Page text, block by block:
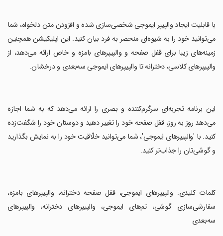
‏با قابلیت ایجاد والپیپر ایموجی شخصی‌سازی شده و افزودن متن دلخواه، شما
می‌توانید خود را به شیوه‌ای منحصر به فرد بیان کنید. این اپلیکیشن همچنین
زمینه‌های زیبا برای قفل صفحه و والپیپرهای بامزه و خاص ارائه می‌دهد، از
والپیپرهای کلاسی، دخترانه تا والپیپرهای ایموجی سه‌بعدی و درخشان.
‏این برنامه تجربه‌ای سرگرم‌کننده و بصری را ارائه می‌دهد که به شما اجازه
می‌دهد روز به روز، قفل صفحه خود را تغییر دهید و دوستان خود را شگفت‌زده
کنید. با 'والپیپرهای ایموجی'، شما می‌توانید خلّاقیت خود را به نمایش بگذارید
و گوشی‌تان را جذاب‌تر کنید.
‏کلمات کلیدی: والپیپرهای ایموجی، قفل صفحه دخترانه، والپیپرهای بامزه،
سفارشی‌سازی گوشی، تم‌های ایموجی، والپیپرهای دخترانه، والپیپرهای
سه‌بعدی